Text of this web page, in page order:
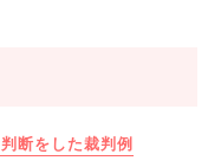
断をした裁判例